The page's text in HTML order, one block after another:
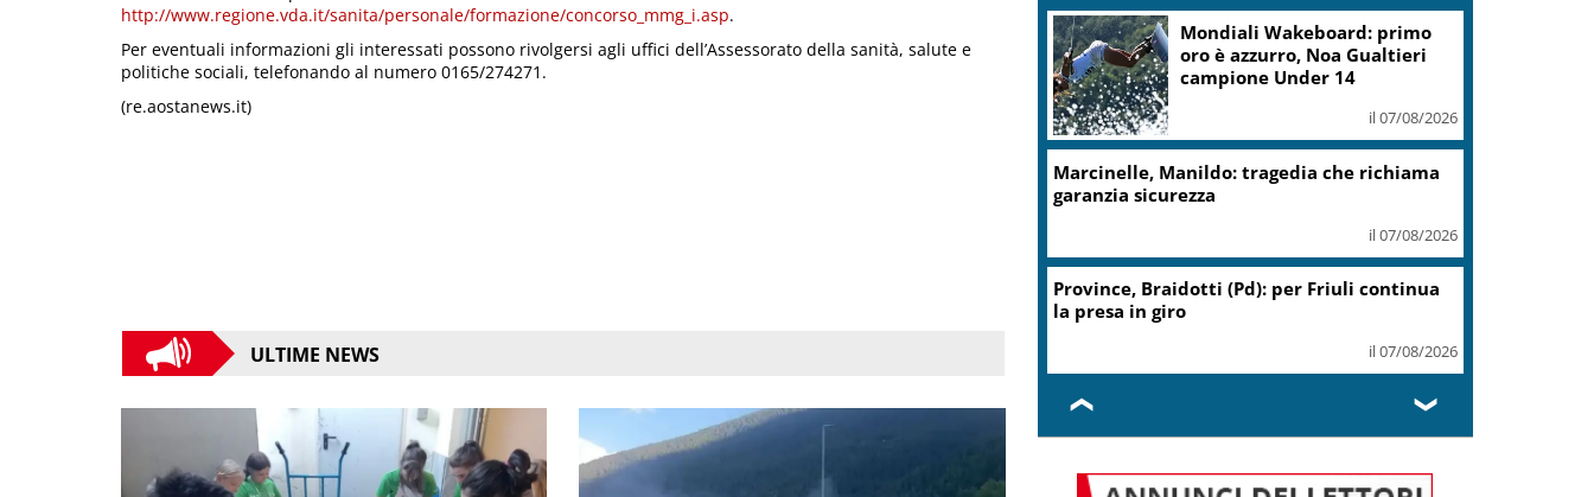
http://www.regione.vda.it/sanita/personale/formazione/concorso_mmg_i.asp.
Per eventuali informazioni gli interessati possono rivolgersi agli uffici dell’Assessorato della sanità, salute e
politiche sociali, telefonando al numero 0165/274271.
(re.aostanews.it)
ULTIME NEWS
Mondiali Wakeboard: primo
oro è azzurro, Noa Gualtieri
campione Under 14
il 07/08/2026
Marcinelle, Manildo: tragedia che richiama
garanzia sicurezza
il 07/08/2026
Province, Braidotti (Pd): per Friuli continua
la presa in giro
il 07/08/2026
❮ ❯